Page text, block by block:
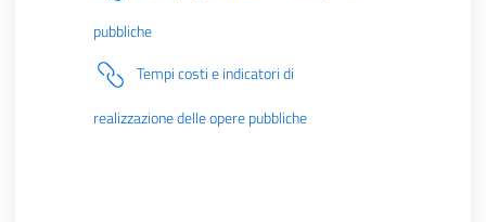
pubbliche
Tempi costi e indicatori di
realizzazione delle opere pubbliche